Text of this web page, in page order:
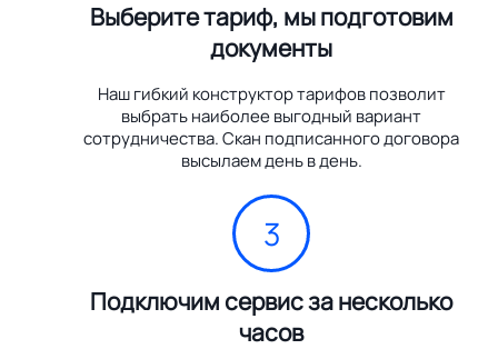
Выберите тариф, мы подготовим
документы
Наш гибкий конструктор тарифов позволит
выбрать наиболее выгодный вариант
сотрудничества. Скан подписанного договора
высылаем день в день.
3
Подключим сервис за несколько
часов